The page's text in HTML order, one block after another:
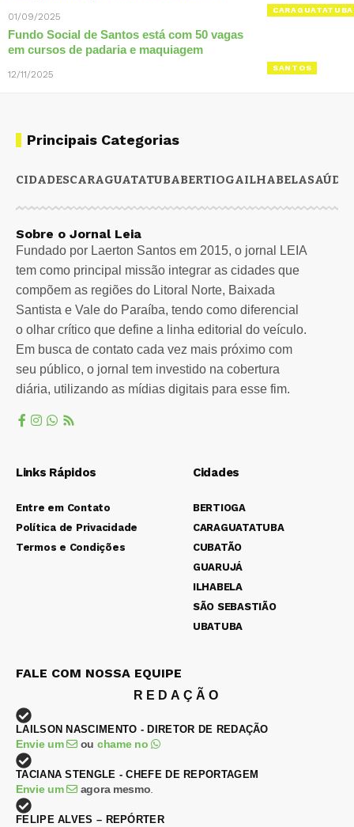
CARAGUATATUBA
01/09/2025
SANTOS
Fundo Social de Santos está com 50 vagas
em cursos de padaria e maquiagem
12/11/2025
Principais Categorias
CIDADESCARAGUATATUBABERTIOGAILHABELASAÚDE
Sobre o Jornal Leia
Fundado por Laerton Santos em 2015, o jornal LEIA
tem como principal missão integrar as cidades que
compõem as regiões do Litoral Norte, Baixada
Santista e Vale do Paraíba, tendo como diferencial
o olhar crítico que define a linha editorial do veículo.
Em busca de contato cada vez mais próximo com
seu público, o jornal tem investido na cobertura
diária, utilizando as mídias digitais para esse fim.
Links Rápidos
Entre em Contato
Política de Privacidade
Termos e Condições
Cidades
BERTIOGA
CARAGUATATUBA
CUBATÃO
GUARUJÁ
ILHABELA
SÃO SEBASTIÃO
UBATUBA
FALE COM NOSSA EQUIPE
REDAÇÃO
LAILSON NASCIMENTO - DIRETOR DE REDAÇÃO
Envie um ou chame no
TACIANA STENGLE - CHEFE DE REPORTAGEM
Envie um agora mesmo
FELIPE ALVES – REPÓRTER